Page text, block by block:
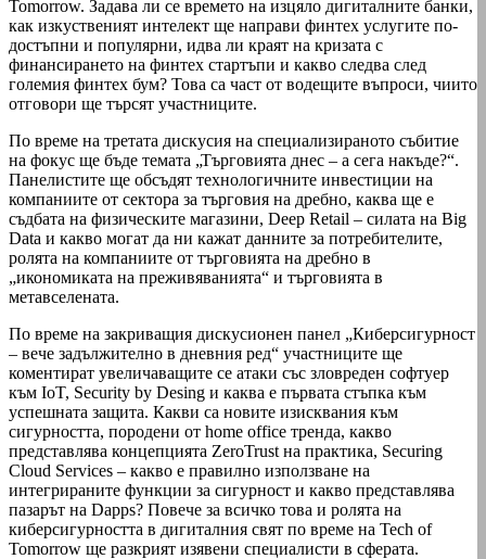
Tomorrow. Задава ли се времето на изцяло дигиталните банки,
как изкуственият интелект ще направи финтех услугите по-
достъпни и популярни, идва ли краят на кризата с
финансирането на финтех стартъпи и какво следва след
големия финтех бум? Това са част от водещите въпроси, чиито
отговори ще търсят участниците.
По време на третата дискусия на специализираното събитие
на фокус ще бъде темата „Търговията днес – а сега накъде?“.
Панелистите ще обсъдят технологичните инвестиции на
компаниите от сектора за търговия на дребно, каква ще е
съдбата на физическите магазини, Deep Retail – силата на Big
Data и какво могат да ни кажат данните за потребителите,
ролята на компаниите от търговията на дребно в
„икономиката на преживяванията“ и търговията в
метавселената.
По време на закриващия дискусионен панел „Киберсигурност
– вече задължително в дневния ред“ участниците ще
коментират увеличаващите се атаки със зловреден софтуер
към IoT, Security by Desing и каква е първата стъпка към
успешната защита. Какви са новите изисквания към
сигурността, породени от home office тренда, какво
представлява концепцията ZeroTrust на практика, Securing
Cloud Services – какво е правилно използване на
интегрираните функции за сигурност и какво представлява
пазарът на Dapps? Повече за всичко това и ролята на
киберсигурността в дигиталния свят по време на Tech of
Tomorrow ще разкрият изявени специалисти в сферата.